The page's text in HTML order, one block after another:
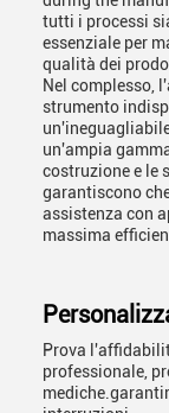
tutti i processi
essenziale per
qualità dei
Nel complesso,
strumento
un'ampia
costruzione e le
garantiscono
assistenza con
massima
Prova
professionale,